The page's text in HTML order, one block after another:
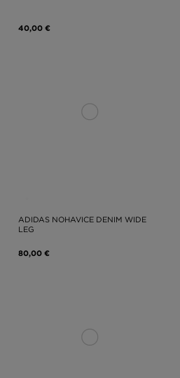
40,00 €
ADIDAS NOHAVICE DENIM WIDE
LEG
80,00 €